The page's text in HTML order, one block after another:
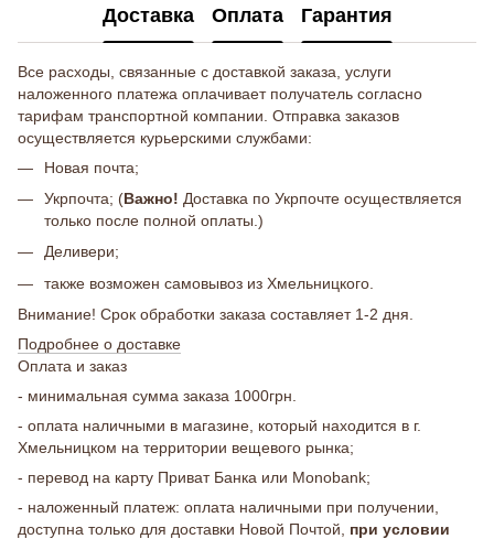
Доставка Оплата Гарантия
Все расходы, связанные с доставкой заказа, услуги
наложенного платежа оплачивает получатель согласно
тарифам транспортной компании. Отправка заказов
осуществляется курьерскими службами:
Новая почта;
Укрпочта; (Важно! Доставка по Укрпочте осуществляется
только после полной оплаты.)
Деливери;
также возможен самовывоз из Хмельницкого.
Внимание! Срок обработки заказа составляет 1-2 дня.
Подробнее о доставке
Оплата и заказ
- минимальная сумма заказа 1000грн.
- оплата наличными в магазине, который находится в г.
Хмельницком на территории вещевого рынка;
- перевод на карту Приват Банка или Monobank;
- наложенный платеж: оплата наличными при получении,
доступна только для доставки Новой Почтой, при условии